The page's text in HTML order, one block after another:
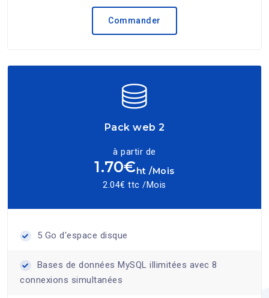
Commander
Pack web 2
à partir de
1.70€ht /Mois
2.04€ ttc /Mois
5 Go d'espace disque
Bases de données MySQL illimitées avec 8
connexions simultanées